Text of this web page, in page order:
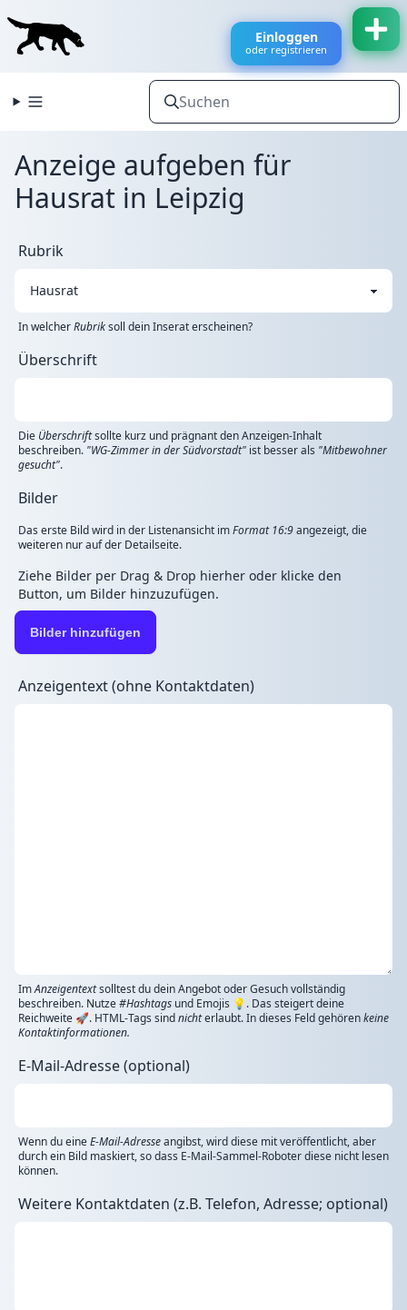
Einloggen
oder registrieren
Anzeige aufgeben für
Hausrat in Leipzig
Rubrik
In welcherRubriksoll dein Inserat erscheinen?
Überschrift
Die Überschriftsollte kurz und prägnant den Anzeigen-Inhalt
beschreiben. "WG-Zimmer in der Südvorstadt" ist besser als "Mitbewohner
gesucht".
Bilder
Das erste Bild wird in der Listenansicht imFormat 16:9angezeigt, die
weiteren nur auf der Detailseite.
Ziehe Bilder per Drag & Drop hierher oder klicke den
Button, um Bilder hinzuzufügen.
Bilder hinzufügen
Anzeigentext (ohne Kontaktdaten)
ImAnzeigentextsolltest du dein Angebot oder Gesuch vollständig
beschreiben. Nutze#Hashtags und Emojis 💡. Das steigert deine
Reichweite 🚀. HTML-Tags sindnichterlaubt. In dieses Feld gehörenkeine
Kontaktinformationen.
E-Mail-Adresse (optional)
Wenn du eineE-Mail-Adresseangibst, wird diese mit veröffentlicht, aber
durch ein Bild maskiert, so dass E-Mail-Sammel-Roboter diese nicht lesen
können.
Weitere Kontaktdaten (z.B. Telefon, Adresse; optional)